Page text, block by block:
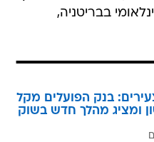
בבריטניה,
בנק הפועלים מקל
ומציג מהלך חדש בשוק